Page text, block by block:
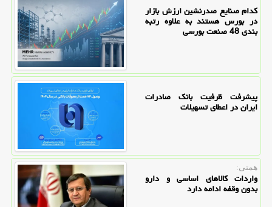
کدام صنایع صدرنشین ارزش بازار
در بورس هستند به علاوه رتبه
بندی 48 صنعت بورسی
پیشرفت ظرفیت بانک صادرات
ایران در اعطای تسهیلات
همتی:
واردات کالاهای اساسی و دارو
بدون وقفه ادامه دارد